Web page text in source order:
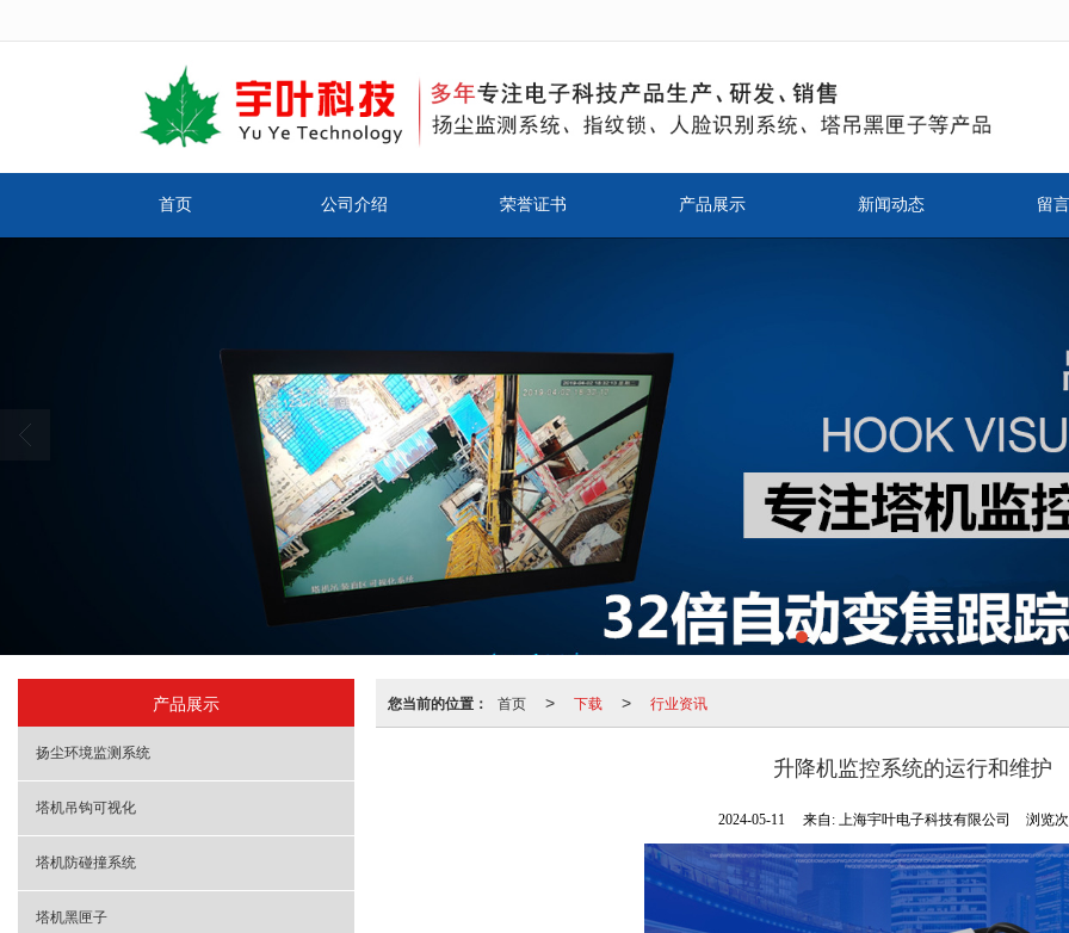
首页 公司介绍 荣誉证书 产品展示 新闻动态 留
您当前的位置： 首页 > 下载 > 行业资讯
升降机监控系统的运行和维护
2024-05-11 来自: 上海宇叶电子科技有限公司 浏览
产品展示
扬尘环境监测系统
塔机吊钩可视化
塔机防碰撞系统
塔机黑匣子